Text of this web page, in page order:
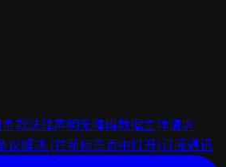
款法律声明无障碍数据主体请求
议解决 (在新标签页中打开)订阅通讯